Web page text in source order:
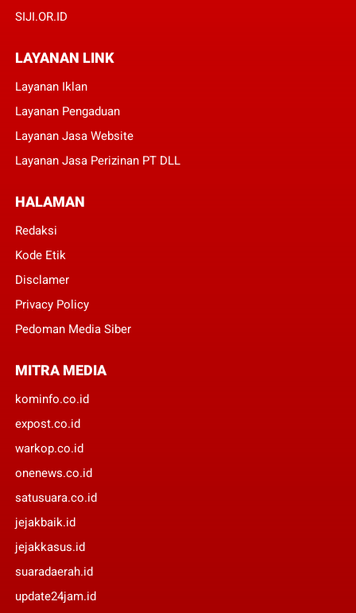
SIJI.OR.ID
LAYANAN LINK
Layanan Iklan
Layanan Pengaduan
Layanan Jasa Website
Layanan Jasa Perizinan PT DLL
HALAMAN
Redaksi
Kode Etik
Disclamer
Privacy Policy
Pedoman Media Siber
MITRA MEDIA
kominfo.co.id
expost.co.id
warkop.co.id
onenews.co.id
satusuara.co.id
jejakbaik.id
jejakkasus.id
suaradaerah.id
update24jam.id